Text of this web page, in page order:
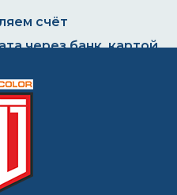
через банк, картой